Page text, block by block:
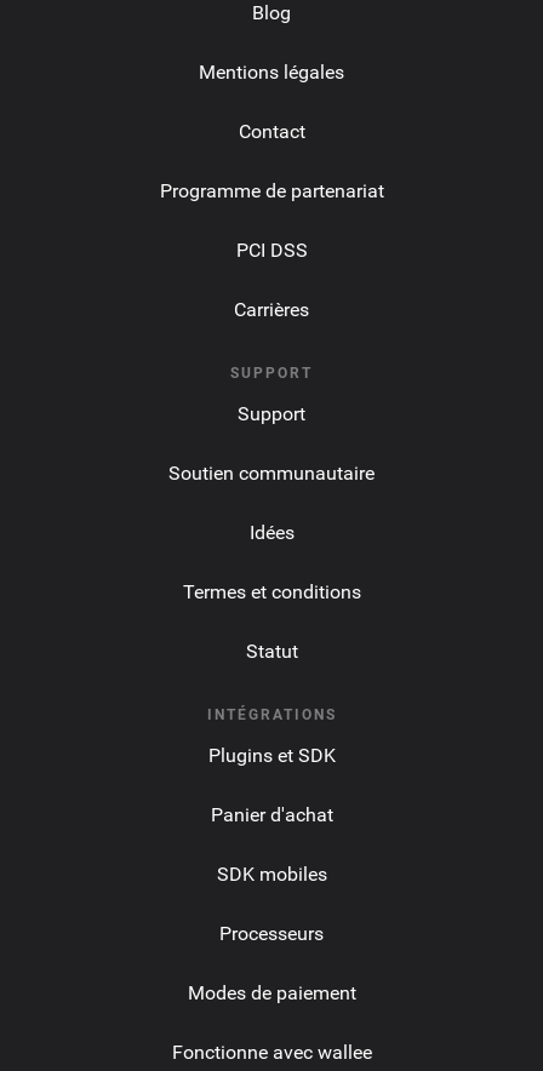
Blog
Mentions légales
Contact
Programme de partenariat
PCI DSS
Carrières
SUPPORT
Support
Soutien communautaire
Idées
Termes et conditions
Statut
INTÉGRATIONS
Plugins et SDK
Panier d'achat
SDK mobiles
Processeurs
Modes de paiement
Fonctionne avec wallee